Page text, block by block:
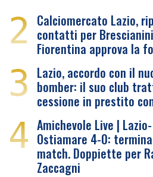
2 Calciomercato Lazio,
contatti per
Fiorentina approva la
3 Lazio, accordo con il
bomber: il suo club
cessione in prestito
4 Amichevole Live | Lazio-
Ostiamare 4-0:
match. Doppiette per
Zaccagni